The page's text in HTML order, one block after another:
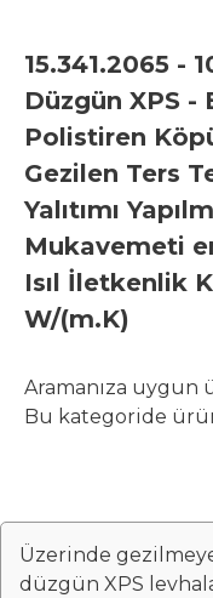
15.341.2065 -
Düzgün XPS
Polistiren
Gezilen Ters
Yalıtımı
Mukavemeti
Isıl İletkenlik
W/(m.K)
Aramanıza uygun
Bu kategoride
Üzerinde
düzgün XPS